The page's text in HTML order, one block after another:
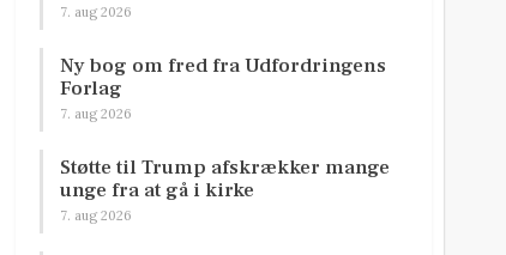
7. aug 2026
Ny bog om fred fra Udfordringens
Forlag
7. aug 2026
Støtte til Trump afskrækker mange
unge fra at gå i kirke
7. aug 2026